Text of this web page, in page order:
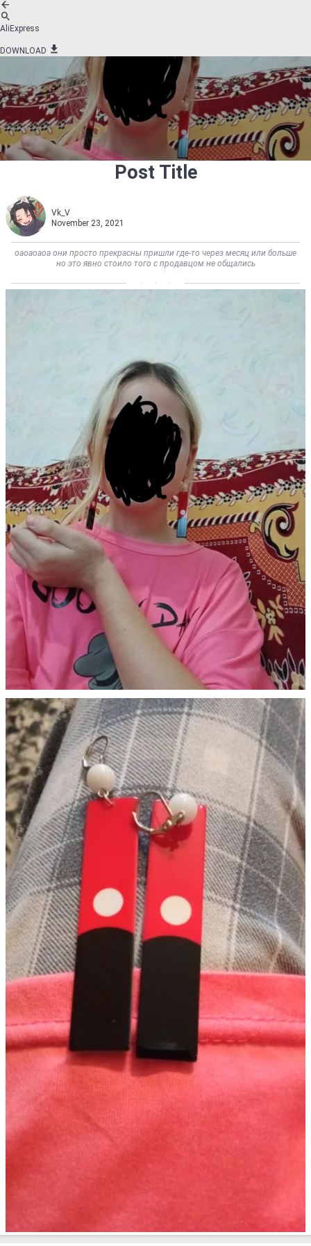
AliExpress
DOWNLOAD
Post Title
Vk_V
November 23, 2021
оаоаоаоа они просто прекрасны пришли где-то через месяц или больше
но это явно стоило того с продавцом не общались